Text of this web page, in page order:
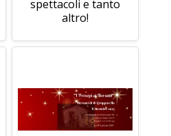
spettacoli e tanto
altro!